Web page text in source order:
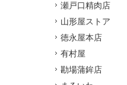
瀬戸口精肉店
山形屋ストア
徳永屋本店
有村屋
勘場蒲鉾店